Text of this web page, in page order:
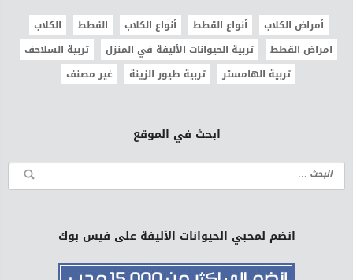
أمراض الكلاب أنواع القطط أنواع الكلاب القطط
الكلاب
امراض القطط
تربية الحيوانات الأليفة في المنزل
تربية السلاحف
تربية الهامستر
تربية طيور الزينة غير مصنف
ابحث في الموقع
انضم لمحبي الحيوانات الأليفة على فيس بوك